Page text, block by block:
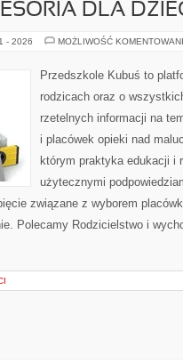
DLA
- 2026 MOŻLIWOŚĆ
Przedszkole Kubuś to
rodzicach oraz o
rzetelnych informacji na
i placówek opieki nad
którym praktyka edukacji i
użytecznymi
związane z wyborem
Polecamy Rodzicielstwo i